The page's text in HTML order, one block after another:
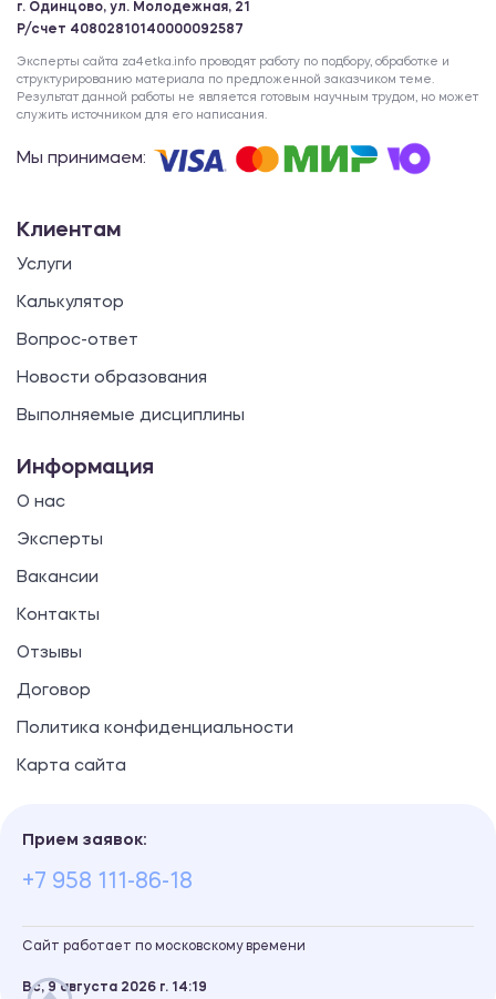
г. Одинцово, ул. Молодежная, 21
Р/счет 40802810140000092587
Эксперты сайта za4etka.info проводят работу по подбору, обработке и
структурированию материала по предложенной заказчиком теме.
Результат данной работы не является готовым научным трудом, но может
служить источником для его написания.
Мы принимаем:
Клиентам
Услуги
Калькулятор
Вопрос-ответ
Новости образования
Выполняемые дисциплины
Информация
О нас
Эксперты
Вакансии
Контакты
Отзывы
Договор
Политика конфиденциальности
Карта сайта
Прием заявок:
+7 958 111-86-18
Сайт работает по московскому времени
Вс, 9 августа 2026 г. 14:19